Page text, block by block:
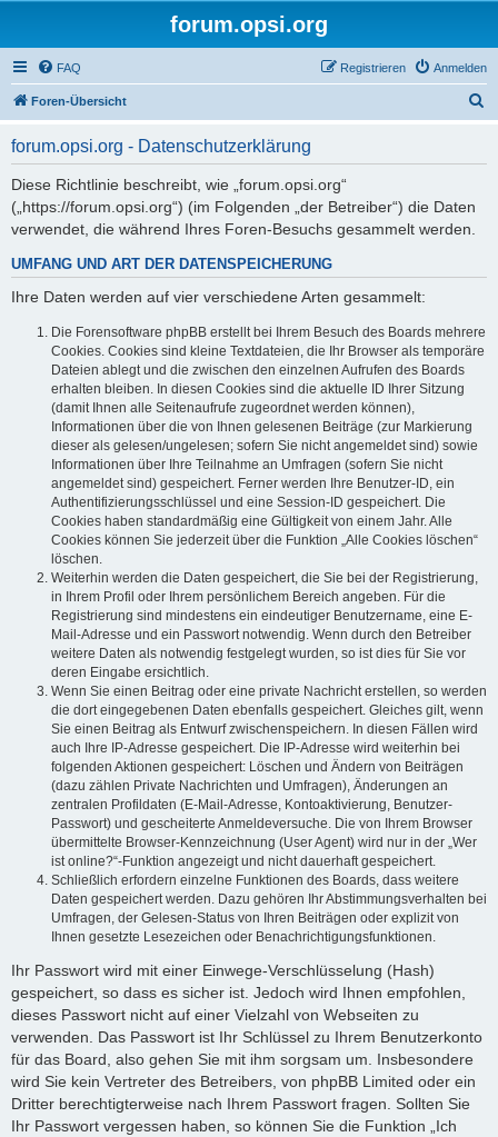
forum.opsi.org
FAQ Anmelden
Registrieren
Foren-Übersicht
forum.opsi.org - Datenschutzerklärung
Diese Richtlinie beschreibt, wie „forum.opsi.org“
(„https://forum.opsi.org“) (im Folgenden „der Betreiber“) die Daten
verwendet, die während Ihres Foren-Besuchs gesammelt werden.
UMFANG UND ART DER DATENSPEICHERUNG
Ihre Daten werden auf vier verschiedene Arten gesammelt:
Die Forensoftware phpBB erstellt bei Ihrem Besuch des Boards mehrere
Cookies. Cookies sind kleine Textdateien, die Ihr Browser als temporäre
Dateien ablegt und die zwischen den einzelnen Aufrufen des Boards
erhalten bleiben. In diesen Cookies sind die aktuelle ID Ihrer Sitzung
(damit Ihnen alle Seitenaufrufe zugeordnet werden können),
Informationen über die von Ihnen gelesenen Beiträge (zur Markierung
dieser als gelesen/ungelesen; sofern Sie nicht angemeldet sind) sowie
Informationen über Ihre Teilnahme an Umfragen (sofern Sie nicht
angemeldet sind) gespeichert. Ferner werden Ihre Benutzer-ID, ein
Authentifizierungsschlüssel und eine Session-ID gespeichert. Die
Cookies haben standardmäßig eine Gültigkeit von einem Jahr. Alle
Cookies können Sie jederzeit über die Funktion „Alle Cookies löschen“
löschen.
Weiterhin werden die Daten gespeichert, die Sie bei der Registrierung,
in Ihrem Profil oder Ihrem persönlichem Bereich angeben. Für die
Registrierung sind mindestens ein eindeutiger Benutzername, eine E-
Mail-Adresse und ein Passwort notwendig. Wenn durch den Betreiber
weitere Daten als notwendig festgelegt wurden, so ist dies für Sie vor
deren Eingabe ersichtlich.
Wenn Sie einen Beitrag oder eine private Nachricht erstellen, so werden
die dort eingegebenen Daten ebenfalls gespeichert. Gleiches gilt, wenn
Sie einen Beitrag als Entwurf zwischenspeichern. In diesen Fällen wird
auch Ihre IP-Adresse gespeichert. Die IP-Adresse wird weiterhin bei
folgenden Aktionen gespeichert: Löschen und Ändern von Beiträgen
(dazu zählen Private Nachrichten und Umfragen), Änderungen an
zentralen Profildaten (E-Mail-Adresse, Kontoaktivierung, Benutzer-
Passwort) und gescheiterte Anmeldeversuche. Die von Ihrem Browser
übermittelte Browser-Kennzeichnung (User Agent) wird nur in der „Wer
ist online?“-Funktion angezeigt und nicht dauerhaft gespeichert.
Schließlich erfordern einzelne Funktionen des Boards, dass weitere
Daten gespeichert werden. Dazu gehören Ihr Abstimmungsverhalten bei
Umfragen, der Gelesen-Status von Ihren Beiträgen oder explizit von
Ihnen gesetzte Lesezeichen oder Benachrichtigungsfunktionen.
Ihr Passwort wird mit einer Einwege-Verschlüsselung (Hash)
gespeichert, so dass es sicher ist. Jedoch wird Ihnen empfohlen,
dieses Passwort nicht auf einer Vielzahl von Webseiten zu
verwenden. Das Passwort ist Ihr Schlüssel zu Ihrem Benutzerkonto
für das Board, also gehen Sie mit ihm sorgsam um. Insbesondere
wird Sie kein Vertreter des Betreibers, von phpBB Limited oder ein
Dritter berechtigterweise nach Ihrem Passwort fragen. Sollten Sie
Ihr Passwort vergessen haben, so können Sie die Funktion „Ich